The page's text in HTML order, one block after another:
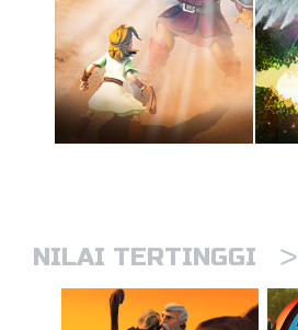
NILAI TERTINGGI >